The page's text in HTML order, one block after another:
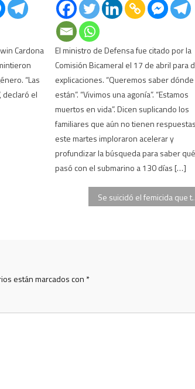
Cardona
“Las
declaró el
El ministro de Defensa fue citado por la
Comisión Bicameral el 17 de abril para
explicaciones. “Queremos saber dónde
están”. “Vivimos una agonía”. “Estamos
muertos en vida”. Dicen suplicando los
familiares que aún no tienen
este martes imploraron acelerar y
profundizar la búsqueda para saber qué
pasó con el submarino a 130 días […]
Se suicidó el
están marcados con *